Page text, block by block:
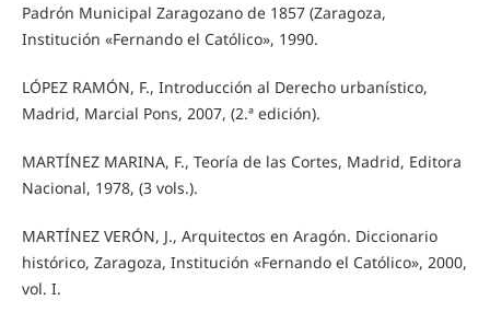
Padrón Municipal Zaragozano de 1857 (Zaragoza,
Institución «Fernando el Católico», 1990.
LÓPEZ RAMÓN, F., Introducción al Derecho urbanístico,
Madrid, Marcial Pons, 2007, (2.ª edición).
MARTÍNEZ MARINA, F., Teoría de las Cortes, Madrid, Editora
Nacional, 1978, (3 vols.).
MARTÍNEZ VERÓN, J., Arquitectos en Aragón. Diccionario
histórico, Zaragoza, Institución «Fernando el Católico», 2000,
vol. I.